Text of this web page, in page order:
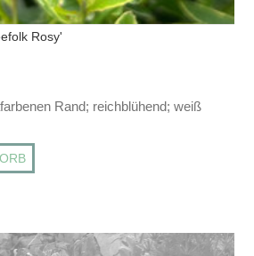
Rosy'
Rand; reichblühend; weiß